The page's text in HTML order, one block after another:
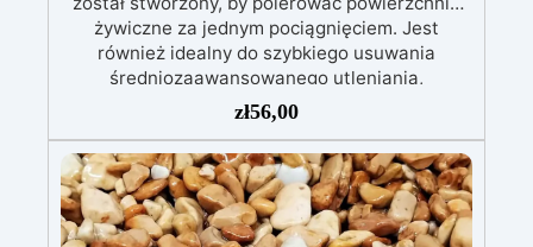
żywiczne za jednym pociągnięciem. Jest
również idealny do szybkiego usuwania
średniozaawansowanego utleniania,
delikatnych zadrapań, skaz i innych drobnych
defektów na żywicznej powierzchni. Ten krem
usuwa defekty pozostawione przez środki
ścierne o ziarnistości P1500 lub mniejszej i
pozostawia wspaniałe wykończenie
pozbawione niedoskonałości nawet na
zł56,00